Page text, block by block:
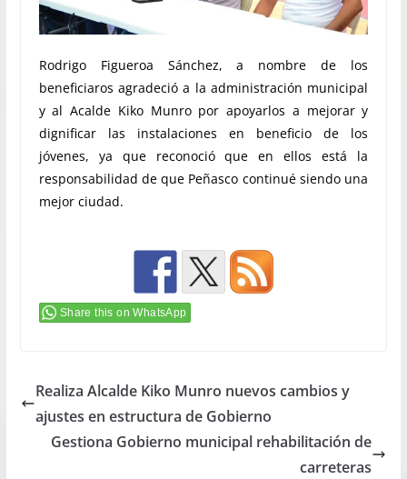
Rodrigo Figueroa Sánchez, a nombre de los
beneficiaros agradeció a la administración municipal
y al Acalde Kiko Munro por apoyarlos a mejorar y
dignificar las instalaciones en beneficio de los
jóvenes, ya que reconoció que en ellos está la
responsabilidad de que Peñasco continué siendo una
mejor ciudad.
Share this on WhatsApp
Realiza Alcalde Kiko Munro nuevos cambios y
ajustes en estructura de Gobierno
Gestiona Gobierno municipal rehabilitación de
carreteras